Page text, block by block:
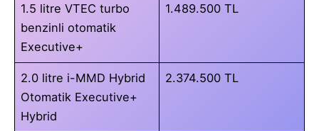
1.5 litre VTEC turbo
benzinli otomatik
Executive+
1.489.500 TL
2.0 litre i-MMD Hybrid
Otomatik Executive+
Hybrid
2.374.500 TL